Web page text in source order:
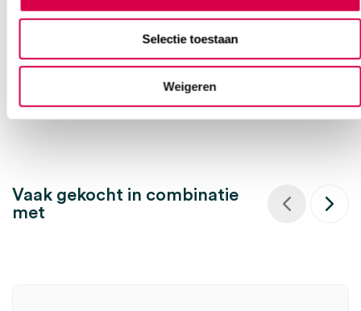
Selectie toestaan
Weigeren
1 set, Schimmelbusch, onsteriel
Direct leverbaar 70.19
Vaak gekocht in combinatie
met